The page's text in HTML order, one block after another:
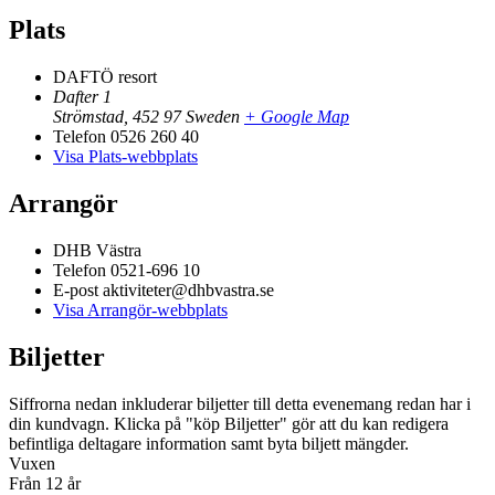
Plats
DAFTÖ resort
Dafter 1
Strömstad 452 97 Sweden + Google Map
Telefon 0526 260 40
Visa Plats-webbplats
Arrangör
DHB Västra
Telefon 0521-696 10
E-post aktiviteter@dhbvastra.se
Visa Arrangör-webbplats
Biljetter
Siffrorna nedan inkluderar biljetter till detta evenemang redan har i
din kundvagn. Klicka på "köp Biljetter" gör att du kan redigera
befintliga deltagare information samt byta biljett mängder.
Vuxen
Från 12 år